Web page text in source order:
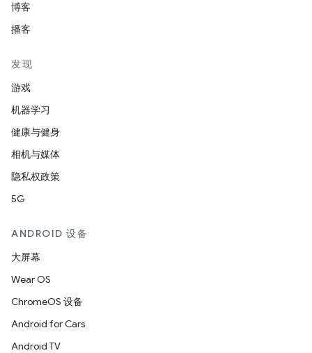
博客
播客
发现
游戏
机器学习
健康与健身
相机与媒体
隐私权政策
5G
ANDROID 设备
大屏幕
Wear OS
ChromeOS 设备
Android for Cars
Android TV